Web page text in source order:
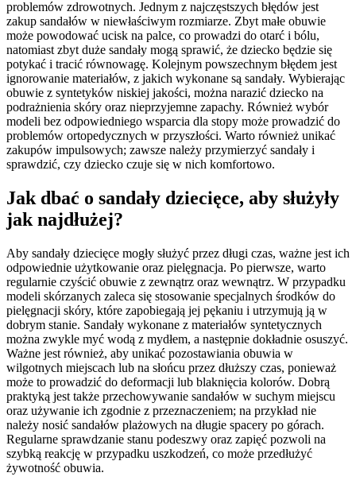
problemów zdrowotnych. Jednym z najczęstszych błędów jest
zakup sandałów w niewłaściwym rozmiarze. Zbyt małe obuwie
może powodować ucisk na palce, co prowadzi do otarć i bólu,
natomiast zbyt duże sandały mogą sprawić, że dziecko będzie się
potykać i tracić równowagę. Kolejnym powszechnym błędem jest
ignorowanie materiałów, z jakich wykonane są sandały. Wybierając
obuwie z syntetyków niskiej jakości, można narazić dziecko na
podrażnienia skóry oraz nieprzyjemne zapachy. Również wybór
modeli bez odpowiedniego wsparcia dla stopy może prowadzić do
problemów ortopedycznych w przyszłości. Warto również unikać
zakupów impulsowych; zawsze należy przymierzyć sandały i
sprawdzić, czy dziecko czuje się w nich komfortowo.
Jak dbać o sandały dziecięce, aby służyły
jak najdłużej?
Aby sandały dziecięce mogły służyć przez długi czas, ważne jest ich
odpowiednie użytkowanie oraz pielęgnacja. Po pierwsze, warto
regularnie czyścić obuwie z zewnątrz oraz wewnątrz. W przypadku
modeli skórzanych zaleca się stosowanie specjalnych środków do
pielęgnacji skóry, które zapobiegają jej pękaniu i utrzymują ją w
dobrym stanie. Sandały wykonane z materiałów syntetycznych
można zwykle myć wodą z mydłem, a następnie dokładnie osuszyć.
Ważne jest również, aby unikać pozostawiania obuwia w
wilgotnych miejscach lub na słońcu przez dłuższy czas, ponieważ
może to prowadzić do deformacji lub blaknięcia kolorów. Dobrą
praktyką jest także przechowywanie sandałów w suchym miejscu
oraz używanie ich zgodnie z przeznaczeniem; na przykład nie
należy nosić sandałów plażowych na długie spacery po górach.
Regularne sprawdzanie stanu podeszwy oraz zapięć pozwoli na
szybką reakcję w przypadku uszkodzeń, co może przedłużyć
żywotność obuwia.